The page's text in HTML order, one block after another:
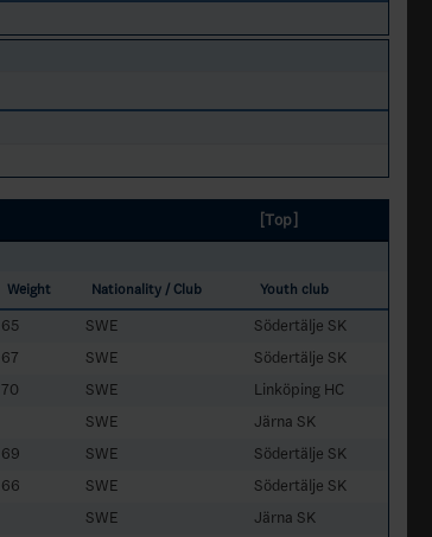
[Top]
Weight Nationality / Club Youth club
65 SWE
Södertälje SK
67 SWE
Södertälje SK
70 SWE
Linköping HC
SWE
Järna SK
69 SWE
Södertälje SK
66 SWE
Södertälje SK
SWE
Järna SK